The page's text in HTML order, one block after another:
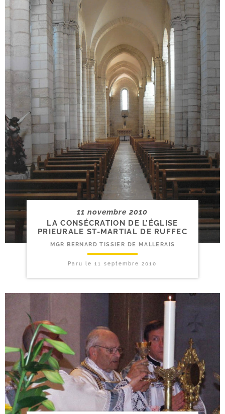
11 novembre 2010
LA CONSÉCRATION DE L’ÉGLISE
PRIEURALE ST-​MARTIAL DE RUFFEC
MGR BERNARD TISSIER DE MALLERAIS
Paru le11 septembre 2010